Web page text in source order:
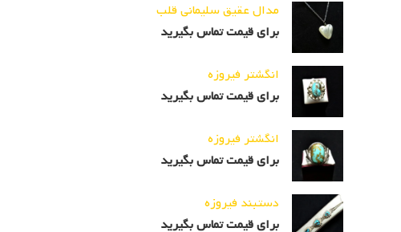
مدال عقیق سلیمانی قلب
برای قیمت تماس بگیرید
انگشتر فیروزه
برای قیمت تماس بگیرید
انگشتر فیروزه
برای قیمت تماس بگیرید
دستبند فیروزه
برای قیمت تماس بگیرید